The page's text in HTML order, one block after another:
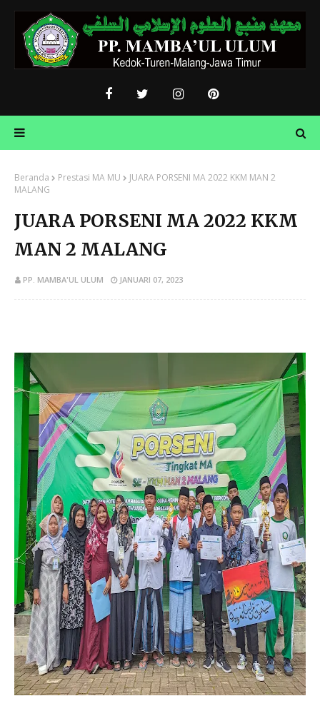
Beranda Prestasi MA MU
JUARA PORSENI MA 2022 KKM MAN 2
MALANG
JUARA PORSENI MA 2022 KKM
MAN 2 MALANG
PP. MAMBA'UL ULUM JANUARI 07, 2023